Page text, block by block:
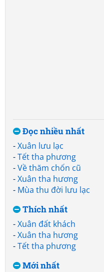
Đọc nhiều nhất
-Xuân lưu lạc
-Tết tha phương
-Về thăm chốn cũ
-Xuân tha hương
- Mùa thu đời lưu lạc
Thích nhất
-Xuân đất khách
-Xuân tha hương
-Tết tha phương
Mới nhất